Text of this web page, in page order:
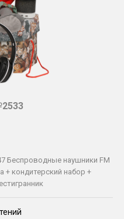
Беспроводные наушники FM
+ кондитерский набор +